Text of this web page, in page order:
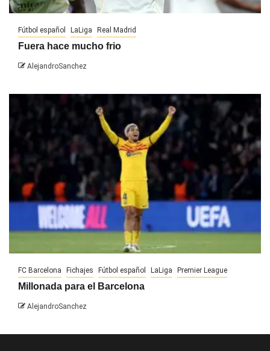
Fútbol español LaLiga Real Madrid
Fuera hace mucho frio
AlejandroSanchez
FC Barcelona Fichajes Fútbol español LaLiga Premier League
Millonada para el Barcelona
AlejandroSanchez